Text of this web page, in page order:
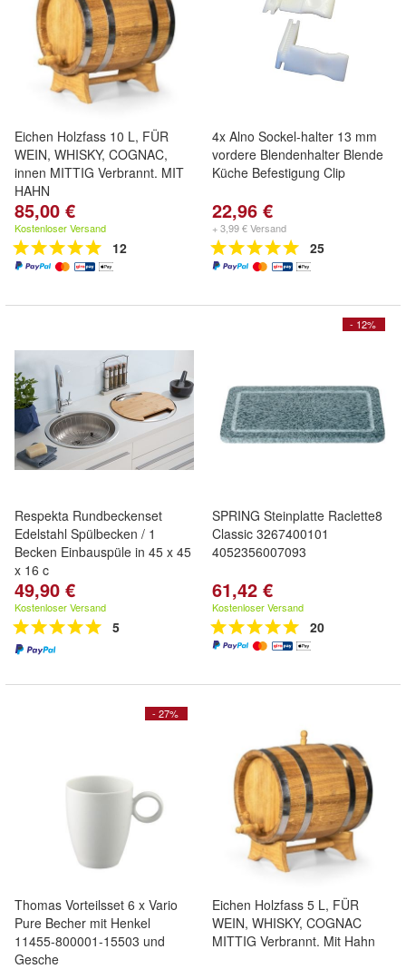
Eichen Holzfass 10 L, FÜR
WEIN, WHISKY, COGNAC,
innen MITTIG Verbrannt. MIT
HAHN
85,00 €
Kostenloser Versand
12
4x Alno Sockel-halter 13 mm
vordere Blendenhalter Blende
Küche Befestigung Clip
22,96 €
+ 3,99 € Versand
25
Respekta Rundbeckenset
Edelstahl Spülbecken / 1
Becken Einbauspüle in 45 x 45
x 16 c
49,90 €
Kostenloser Versand
5
- 12%
SPRING Steinplatte Raclette8
Classic 3267400101
4052356007093
61,42 €
Kostenloser Versand
20
- 27%
Thomas Vorteilsset 6 x Vario
Pure Becher mit Henkel
11455-800001-15503 und
Gesche
Eichen Holzfass 5 L, FÜR
WEIN, WHISKY, COGNAC
MITTIG Verbrannt. Mit Hahn